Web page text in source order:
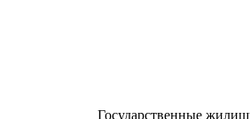
Государственные